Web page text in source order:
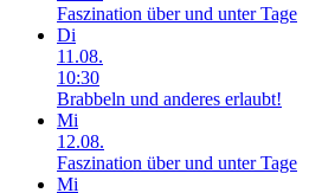
Faszination über und unter Tage
Di
11.08.
10:30
Brabbeln und anderes erlaubt!
Mi
12.08.
Faszination über und unter Tage
Mi